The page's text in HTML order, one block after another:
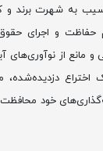
به شهرت برند
و مانع از نوآوری‌های
اختراع
خود